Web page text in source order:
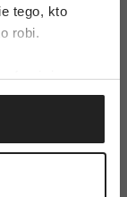
tego, kto
robi.
również:
lokalizacji
kilku metrów